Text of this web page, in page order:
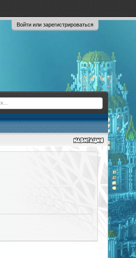
Войти или зарегистрироваться